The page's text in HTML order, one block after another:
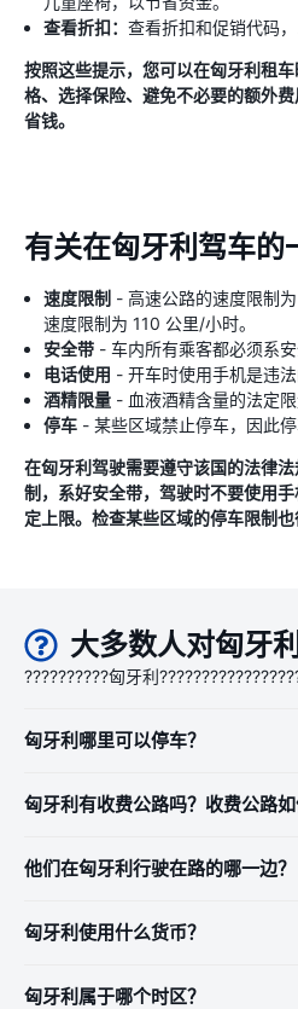
查看折扣： 查看折扣和促销代码，
按照这些提示，您可以在匈牙利租
格、选择保险、避免不必要的额外
省钱。
有关在匈牙利驾车的
速度限制 - 高速公路的速度限制
速度限制为 110 公里/小时。
安全带 - 车内所有乘客都必须系安
电话使用 - 开车时使用手机是违法
酒精限量 - 血液酒精含量的法定限
停车 - 某些区域禁止停车，因此停
在匈牙利驾驶需要遵守该国的法律
制，系好安全带，驾驶时不要使用
定上限。检查某些区域的停车限制也
大多数人对匈牙
??????????匈牙利
匈牙利哪里可以停车？
匈牙利有收费公路吗？收费公路如
他们在匈牙利行驶在路的哪一边？
匈牙利使用什么货币？
匈牙利属于哪个时区？